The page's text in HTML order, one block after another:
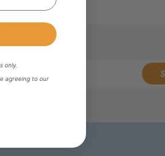
only.
agreeing to our